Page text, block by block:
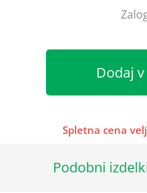
Dodaj
Spletna cena
Podobni